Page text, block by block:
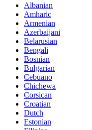
Albanian
Amharic
Armenian
Azerbaijani
Belarusian
Bengali
Bosnian
Bulgarian
Cebuano
Chichewa
Corsican
Croatian
Dutch
Estonian